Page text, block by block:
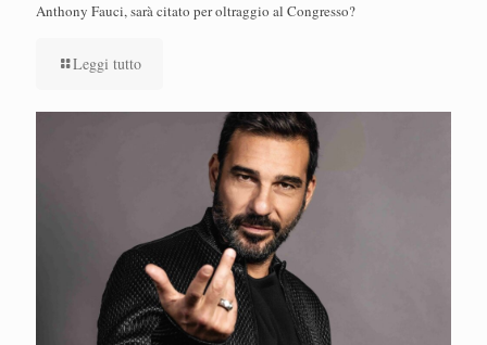
Anthony Fauci, sarà citato per oltraggio al Congresso?
Leggi tutto